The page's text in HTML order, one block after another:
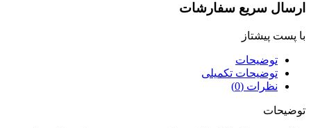
سریع سفارشات
پیشتاز
توضیحات
توضیحات تکمیلی
نظرات (0)